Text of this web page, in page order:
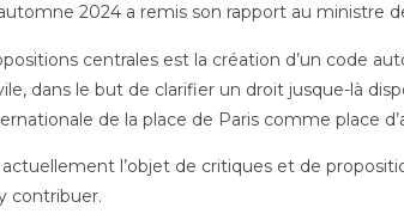
2024 a remis son rapport au ministre
centrales est la création d’un code
dans le but de clarifier un droit jusque-là
de la place de Paris comme place
l’objet de critiques et de
contribuer.